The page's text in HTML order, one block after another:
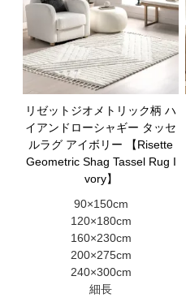
リゼットジオメトリック柄 ハ
イアンドローシャギー タッセ
ルラグ アイボリー 【Risette
Geometric Shag Tassel Rug I
vory】
90×150cm
120×180cm
160×230cm
200×275cm
240×300cm
細長